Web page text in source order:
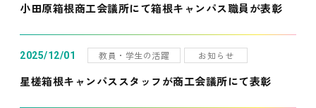
小田原箱根商工会議所にて箱根キャンパス職員が表彰
2025/12/01 教員・学生の活躍 お知らせ
星槎箱根キャンパススタッフが商工会議所にて表彰